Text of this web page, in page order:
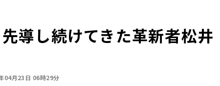
導し続けてきた革新者――松井
04月23日 06時29分